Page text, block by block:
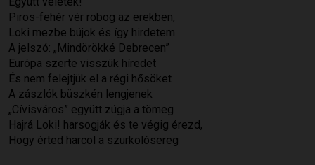
Piros-fehér vér robog az erekben,
Loki mezbe bújok és így hirdetem
A jelszó: „Mindörökké Debrecen”
Európa szerte visszük híredet
És nem felejtjük el a régi hősöket
A zászlók büszkén lengjenek
„Cívisváros” együtt zúgja a tömeg
Hajrá Loki! harsogják és te végig érezd,
Hogy érted harcol a szurkolósereg